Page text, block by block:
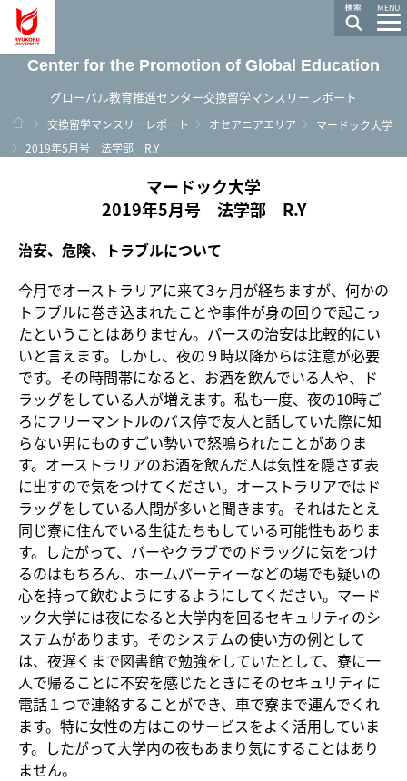
MENU
Center for the Promotion of Global Education
グローバル教育推進センター交換留学マンスリーレポート
ホーム
交換留学マンスリーレポート オセアニアエリア
マードック大学
2019年5月号 法学部 R.Y
マードック大学
2019年5月号 法学部 R.Y
治安、危険、トラブルについて
今月でオーストラリアに来て3ヶ月が経ちますが、何かの
トラブルに巻き込まれたことや事件が身の回りで起こっ
たということはありません。パースの治安は比較的にい
いと言えます。しかし、夜の９時以降からは注意が必要
です。その時間帯になると、お酒を飲んでいる人や、ド
ラッグをしている人が増えます。私も一度、夜の10時ご
ろにフリーマントルのバス停で友人と話していた際に知
らない男にものすごい勢いで怒鳴られたことがありま
す。オーストラリアのお酒を飲んだ人は気性を隠さず表
に出すので気をつけてください。オーストラリアではド
ラッグをしている人間が多いと聞きます。それはたとえ
同じ寮に住んでいる生徒たちもしている可能性もありま
す。したがって、バーやクラブでのドラッグに気をつけ
るのはもちろん、ホームパーティーなどの場でも疑いの
心を持って飲むようにするようにしてください。マード
ック大学には夜になると大学内を回るセキュリティのシ
ステムがあります。そのシステムの使い方の例として
は、夜遅くまで図書館で勉強をしていたとして、寮に一
人で帰ることに不安を感じたときにそのセキュリティに
電話１つで連絡することができ、車で寮まで運んでくれ
ます。特に女性の方はこのサービスをよく活用していま
す。したがって大学内の夜もあまり気にすることはあり
ません。